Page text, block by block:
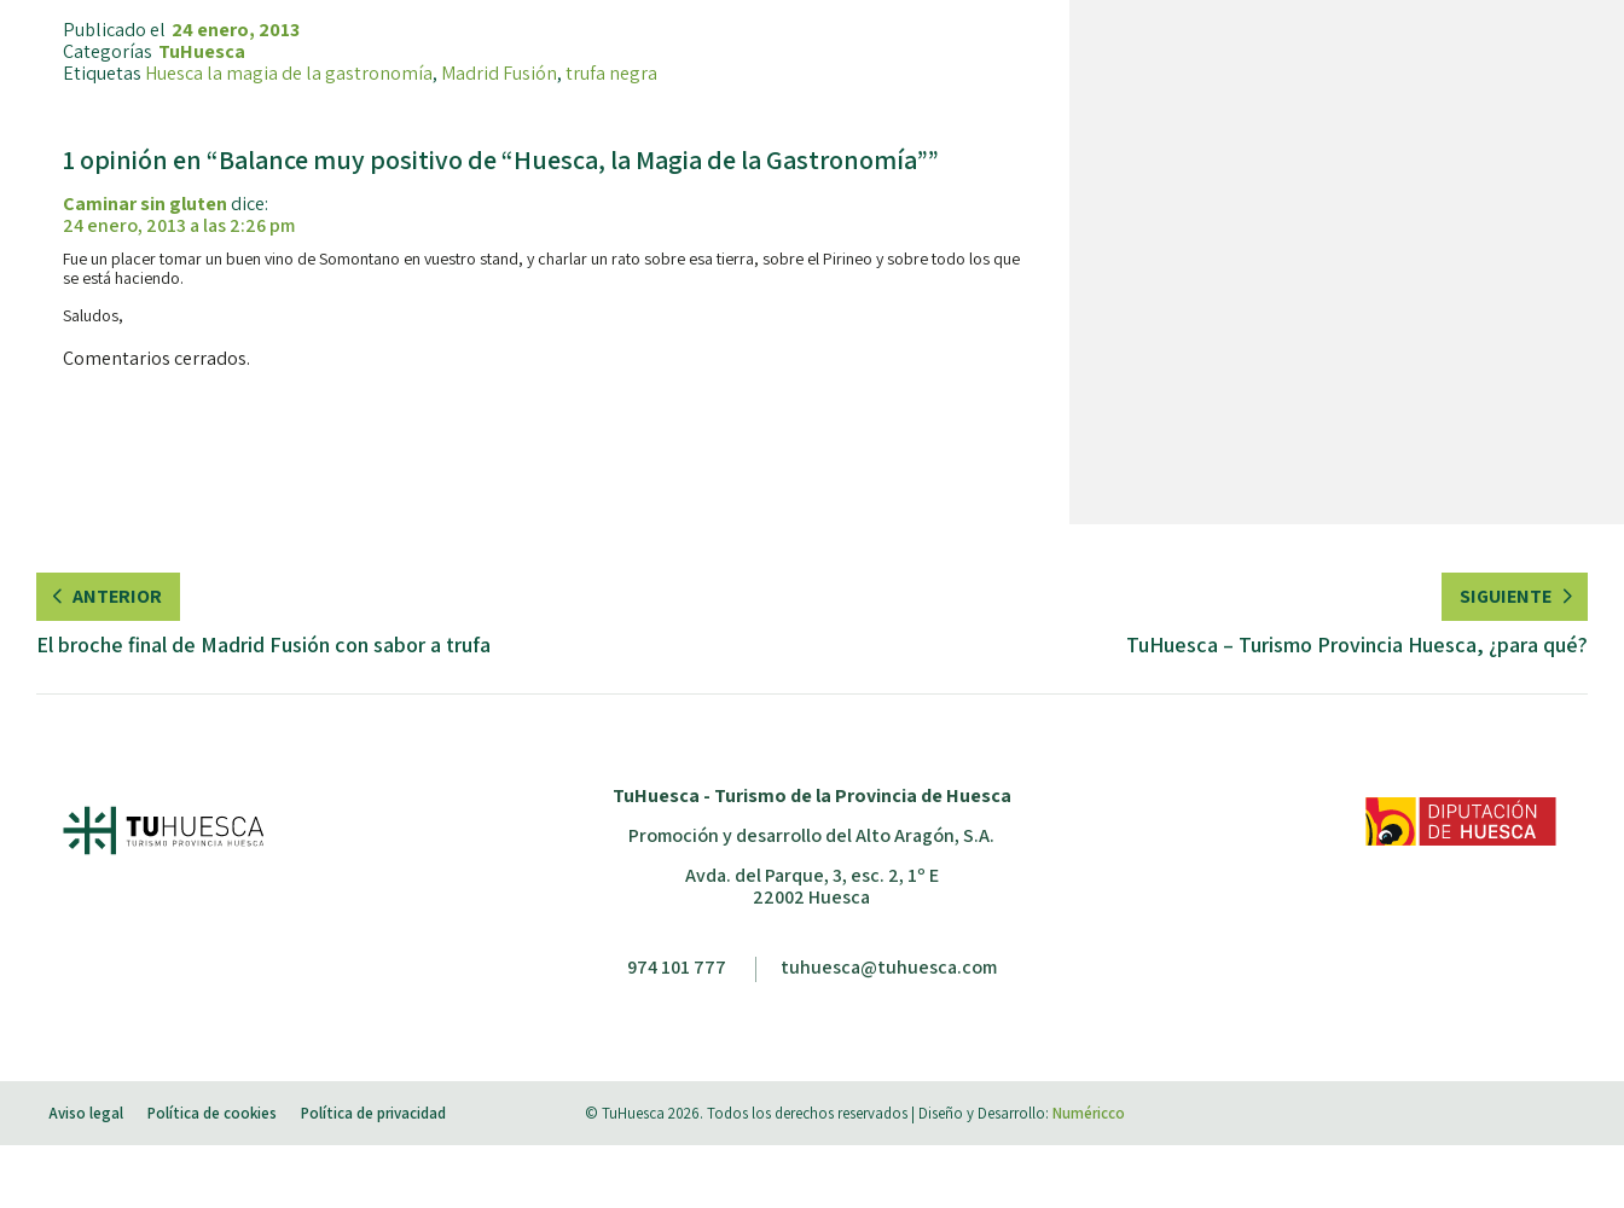
Publicado el 24 enero, 2013
Categorías TuHuesca
Etiquetas Huesca la magia de la gastronomía, Madrid Fusión,trufa negra
1 opinión en “Balance muy positivo de “Huesca, la Magia de la Gastronomía””
Caminar sin glutendice:
24 enero, 2013 a las 2:26 pm
Fue un placer tomar un buen vino de Somontano en vuestro stand, y charlar un rato sobre esa tierra, sobre el Pirineo y sobre todo los que
se está haciendo.
Saludos,
Comentarios cerrados.
ANTERIOR
El broche final de Madrid Fusión con sabor a trufa
SIGUIENTE
TuHuesca – Turismo Provincia Huesca, ¿para qué?
TuHuesca - Turismo de la Provincia de Huesca
Promoción y desarrollo del Alto Aragón, S.A.
Avda. del Parque, 3, esc. 2, 1º E
22002 Huesca
974 101 777 tuhuesca@tuhuesca.com
Aviso legal Política de cookies Política de privacidad © TuHuesca 2026. Todos los derechos reservados | Diseño y Desarrollo: Numéricco